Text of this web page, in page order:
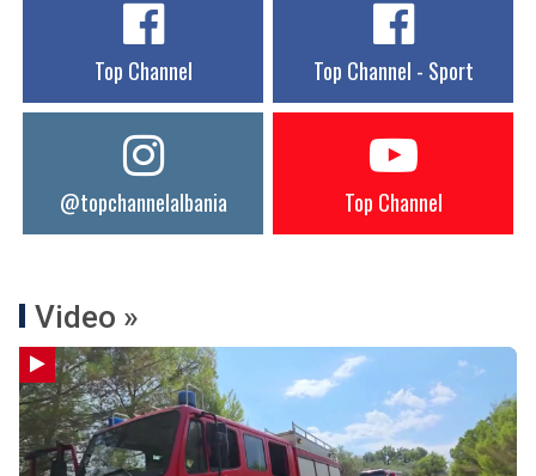
Top Channel Top Channel - Sport
@topchannelalbania Top Channel
Video »